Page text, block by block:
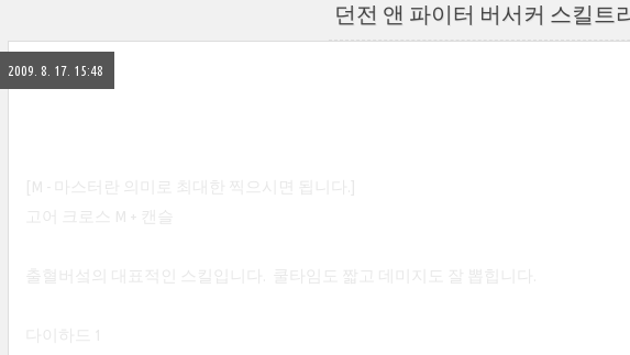
던전 앤 파이터 버서커 스킬트
2009. 8. 17. 15:48